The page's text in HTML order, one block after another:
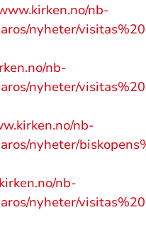
nb-
nyheter/
nb-
nyheter/
nb-
nyheter/
nb-
nyheter/